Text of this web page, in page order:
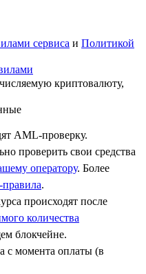
сервиса и Политикой
криптовалюту,
AML-проверку.
проверить свои средства
оператору. Более
.
происходят после
количества
блокчейне.
с момента оплаты (в